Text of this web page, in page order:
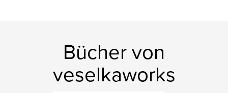
Bücher von
veselkaworks